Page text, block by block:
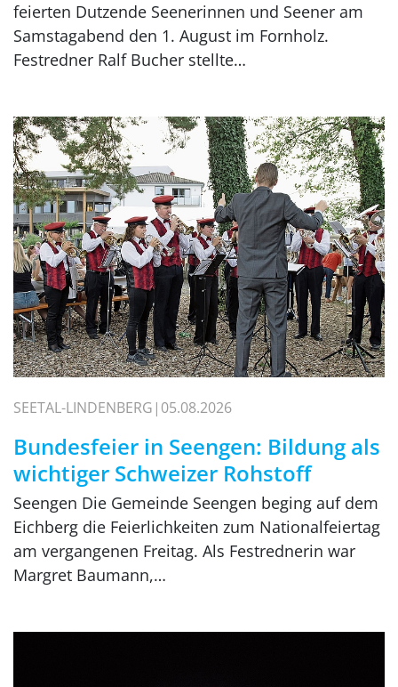
feierten Dutzende Seenerinnen und Seener am
Samstagabend den 1. August im Fornholz.
Festredner Ralf Bucher stellte…
SEETAL-LINDENBERG 05.08.2026
Bundesfeier in Seengen: Bildung als
wichtiger Schweizer Rohstoff
Seengen Die Gemeinde Seengen beging auf dem
Eichberg die Feierlichkeiten zum Nationalfeiertag
am vergangenen Freitag. Als Festrednerin war
Margret Baumann,…